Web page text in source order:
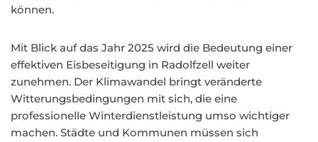
können.
Mit Blick auf das Jahr 2025 wird die Bedeutung einer
effektiven Eisbeseitigung in Radolfzell weiter
zunehmen. Der Klimawandel bringt veränderte
Witterungsbedingungen mit sich, die eine
professionelle Winterdienstleistung umso wichtiger
machen. Städte und Kommunen müssen sich